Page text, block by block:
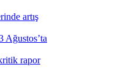
artış
rapor